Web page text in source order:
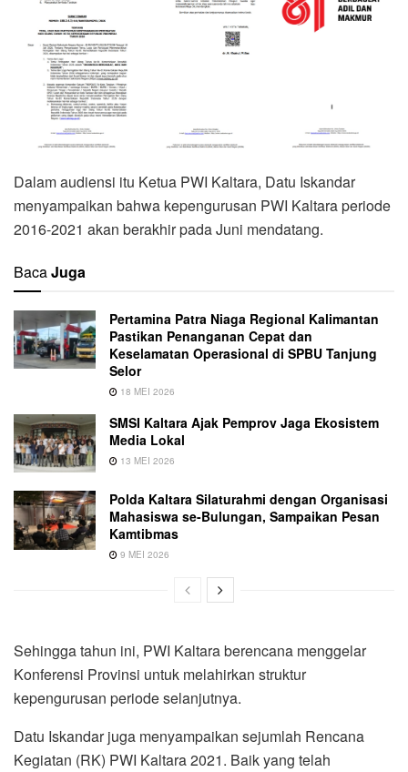
Dalam audiensi itu Ketua PWI Kaltara, Datu Iskandar
menyampaikan bahwa kepengurusan PWI Kaltara periode
2016-2021 akan berakhir pada Juni mendatang.
BacaJuga
Pertamina Patra Niaga Regional Kalimantan
Pastikan Penanganan Cepat dan
Keselamatan Operasional di SPBU Tanjung
Selor
18 MEI 2026
SMSI Kaltara Ajak Pemprov Jaga Ekosistem
Media Lokal
13 MEI 2026
Polda Kaltara Silaturahmi dengan Organisasi
Mahasiswa se-Bulungan, Sampaikan Pesan
Kamtibmas
9 MEI 2026
Sehingga tahun ini, PWI Kaltara berencana menggelar
Konferensi Provinsi untuk melahirkan struktur
kepengurusan periode selanjutnya.
Datu Iskandar juga menyampaikan sejumlah Rencana
Kegiatan (RK) PWI Kaltara 2021. Baik yang telah